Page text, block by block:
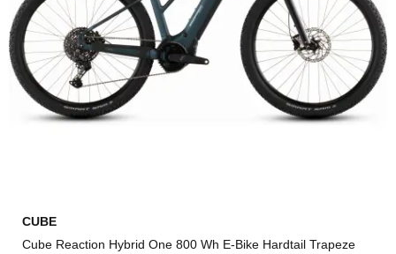
CUBE
Cube Reaction Hybrid One 800 Wh E-Bike Hardtail Trapeze